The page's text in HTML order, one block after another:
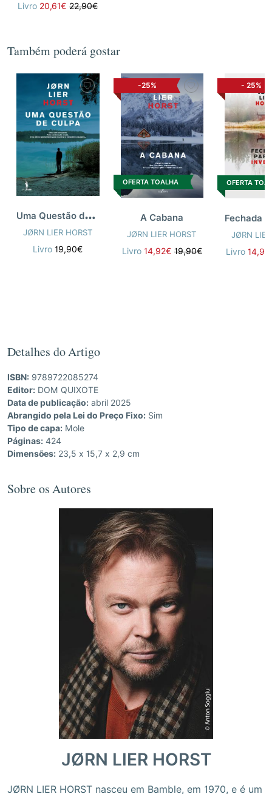
Livro 20,61€ 22,90€
Também poderá gostar
U
ma Questão de Culpa
JØRN LIER HORST
Livro19,90€
-25%
OFERTA TOALHA
A Cabana
JØRN LIER HORST
Livro 14,92€ 19,90€
- 25%
OFERTA
JØRN
Livro
Detalhes do Artigo
ISBN: 9789722085274
Editor: DOM QUIXOTE
Data de publicação: abril 2025
Abrangido pela Lei do Preço Fixo: Sim
Tipo de capa: Mole
Páginas: 424
Dimensões: 23,5 x 15,7 x 2,9 cm
Sobre os Autores
JØRN LIER HORST
JØRN LIER HORST nasceu em Bamble, em 1970, e é um